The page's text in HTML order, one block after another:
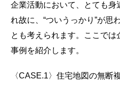
企業活動において、とても身
れ故に、“ついうっかり”が思
とも考えられます。ここで
事例を紹介します。
〈CASE.1〉住宅地図の無断